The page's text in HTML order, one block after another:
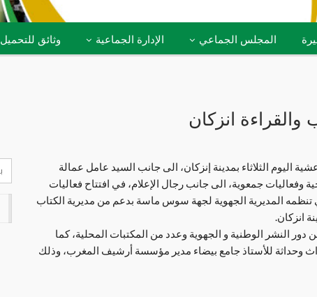
المجلس الجماعي الإدارة الجماعية وثائق للتحميل
انزكان
الثلاثاء بمدينة إنزكان، الى جانب السيد عامل عمالة
وفعاليات جمعوية، الى جانب رجال الإعلام، في افتتاح فعاليات
تنظمه المديرية الجهوية لجهة سوس ماسة بدعم من مديرية الكتاب
انزكان.
الثقافية، مشاركة أزيد من 30 عارضا من دور النشر الوطنية و الجهوية وعدد من المكتبات المحلية، كما
وحداثة للأستاذ جامع بيضاء مدير مؤسسة أرشيف المغرب، وذلك